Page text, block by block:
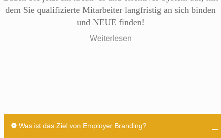
dem Sie qualifizierte Mitarbeiter langfristig an sich binden
und NEUE finden!
Weiterlesen
❁ Was ist das Ziel von Employer Branding?